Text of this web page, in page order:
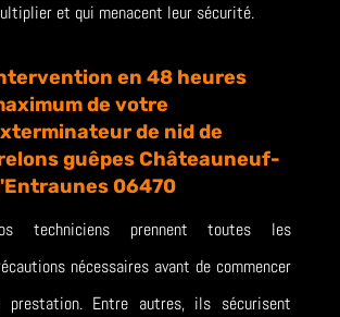
et qui menacent leur sécurité.
en 48 heures
de votre
de nid de
guêpes Châteauneuf-
06470
techniciens prennent toutes les
nécessaires avant de commencer
prestation. Entre autres, ils sécurisent